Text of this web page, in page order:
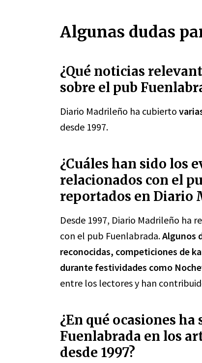
Algunas dudas
¿Qué noticias
sobre el pub
Diario Madrileño ha cubierto
desde 1997.
¿Cuáles han sido los
relacionados con el
reportados en Diario
Desde 1997, Diario Madrileño ha
con el pub Fuenlabrada.Algunos
reconocidas, competiciones de
durante festividades como
entre los lectores y han
¿En qué ocasiones
Fuenlabrada en los
desde 1997?